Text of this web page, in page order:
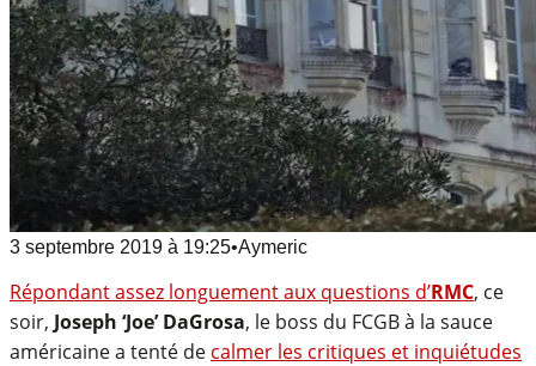
3 septembre 2019 à 19:25•Aymeric
Répondant assez longuement aux questions d’RMC, ce
soir, Joseph ‘Joe’ DaGrosa, le boss du FCGB à la sauce
américaine a tenté de calmer les critiques et inquiétudes